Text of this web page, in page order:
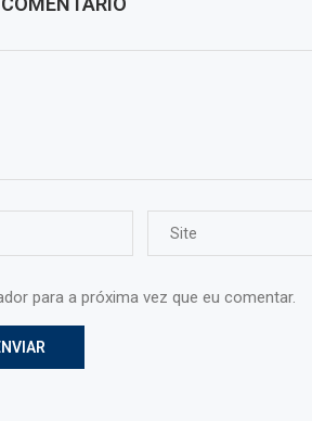
para a próxima vez que eu comentar.